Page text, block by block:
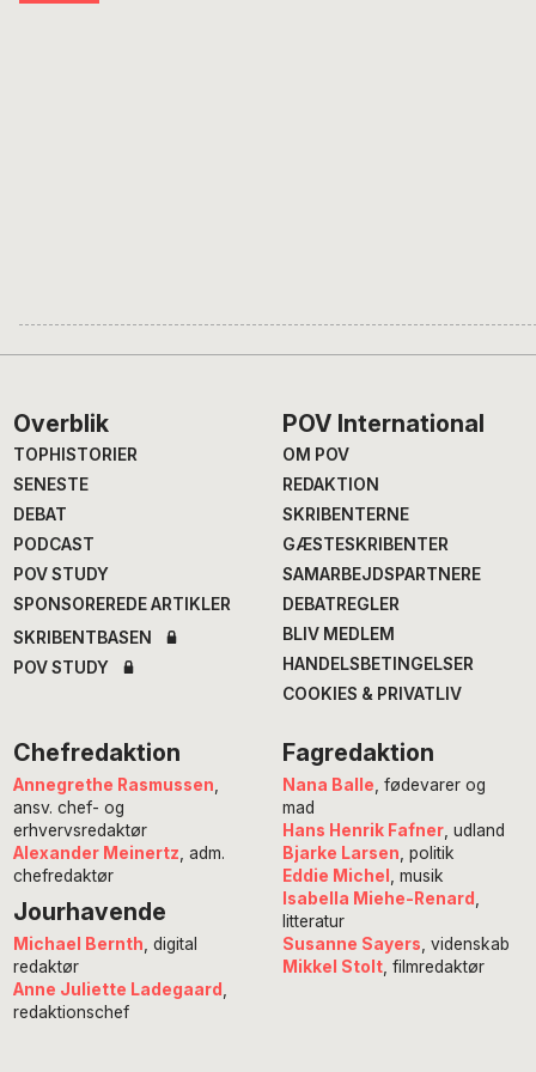
Footer
Overblik
TOPHISTORIER
SENESTE
DEBAT
PODCAST
POV STUDY
SPONSOREREDE ARTIKLER
SKRIBENTBASEN
POV STUDY
POV International
OM POV
REDAKTION
SKRIBENTERNE
GÆSTESKRIBENTER
SAMARBEJDSPARTNERE
DEBATREGLER
BLIV MEDLEM
HANDELSBETINGELSER
COOKIES & PRIVATLIV
Chefredaktion
Annegrethe Rasmussen
ansv. chef- og
erhvervsredaktør
Alexander Meinertz , adm.
chefredaktør
Jourhavende
Michael Bernth, digital
redaktør
Anne Juliette Ladegaard ,
redaktionschef
Fagredaktion
Nana Balle , fødevarer og
mad
Hans Henrik Fafner, udland
Bjarke Larsen , politik
Eddie Michel , musik
Isabella Miehe-Renard
litteratur
Susanne Sayers , videnskab
Mikkel Stolt, filmredaktør